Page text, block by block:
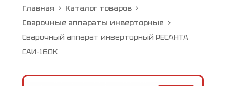
Главная
Каталог товаров
Сварочные аппараты инверторные
Сварочный аппарат инверторный РЕСАНТА
САИ-160К